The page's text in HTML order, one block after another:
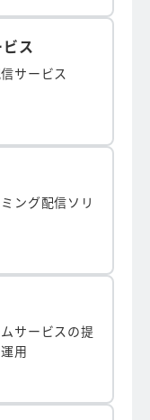
ス
サービス
ング配信ソリ
サービスの提
用